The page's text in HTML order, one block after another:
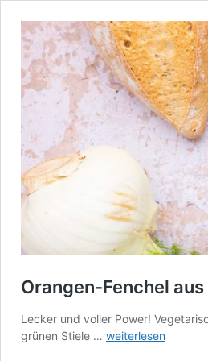
Orangen-Fenchel
Lecker und voller Power!
grünen Stiele … Orangen-
weiterlesen